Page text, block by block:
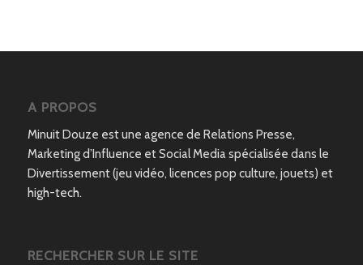
A PROPOS
Minuit Douze est une agence de Relations Presse,
Marketing d’Influence et Social Media spécialisée dans le
Divertissement (jeu vidéo, licences pop culture, jouets) et
high-tech.
RECHERCHER SUR LE SITE